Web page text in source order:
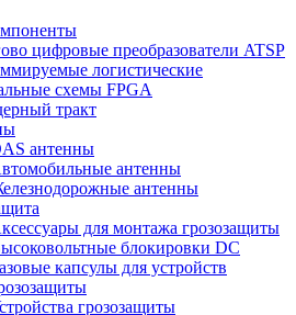
цифровые преобразователи ATSP
логистические
схемы FPGA
тракт
антенны
антенны
антенны
для монтажа грозозащиты
блокировки DC
капсулы для устройств
грозозащиты